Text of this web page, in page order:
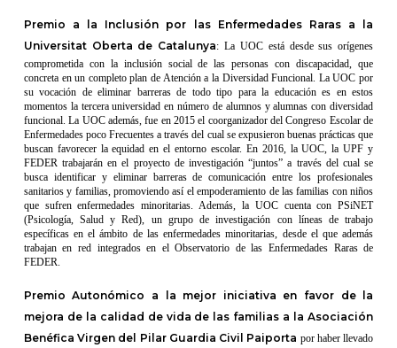
Premio a la Inclusión por las Enfermedades Raras a la
Universitat Oberta de Catalunya: La UOC está desde sus orígenes
comprometida con la inclusión social de las personas con discapacidad, que
concreta en un completo plan de Atención a la Diversidad Funcional. La UOC por
su vocación de eliminar barreras de todo tipo para la educación es en estos
momentos la tercera universidad en número de alumnos y alumnas con diversidad
funcional. La UOC además, fue en 2015 el coorganizador del Congreso Escolar de
Enfermedades poco Frecuentes a través del cual se expusieron buenas prácticas que
buscan favorecer la equidad en el entorno escolar. En 2016, la UOC, la UPF y
FEDER trabajarán en el proyecto de investigación “juntos” a través del cual se
busca identificar y eliminar barreras de comunicación entre los profesionales
sanitarios y familias, promoviendo así el empoderamiento de las familias con niños
que sufren enfermedades minoritarias. Además, la UOC cuenta con PSiNET
(Psicología, Salud y Red), un grupo de investigación con líneas de trabajo
específicas en el ámbito de las enfermedades minoritarias, desde el que además
trabajan en red integrados en el Observatorio de las Enfermedades Raras de
FEDER.
Premio Autonómico a la mejor iniciativa en favor de la
mejora de la calidad de vida de las familias a la Asociación
Benéfica Virgen del Pilar Guardia Civil Paiporta por haber llevado